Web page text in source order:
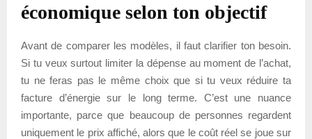
économique selon ton objectif
Avant de comparer les modèles, il faut clarifier ton besoin.
Si tu veux surtout limiter la dépense au moment de l’achat,
tu ne feras pas le même choix que si tu veux réduire ta
facture d’énergie sur le long terme. C’est une nuance
importante, parce que beaucoup de personnes regardent
uniquement le prix affiché, alors que le coût réel se joue sur